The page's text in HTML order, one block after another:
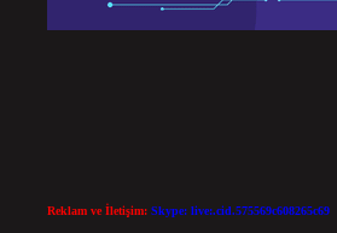
Reklam ve İletişim: Skype: live:.cid.575569c608265c69